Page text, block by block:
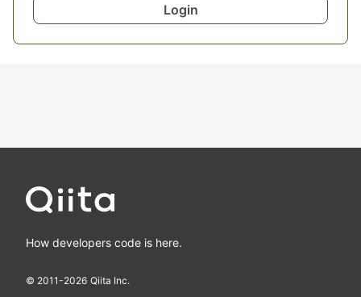
Login
How developers code is here.
© 2011-2026 Qiita Inc.